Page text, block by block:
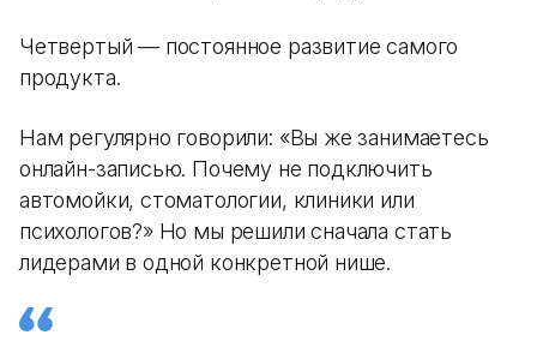
Четвертый — постоянное развитие самого
продукта.
Нам регулярно говорили: «Вы же занимаетесь
онлайн-записью. Почему не подключить
автомойки, стоматологии, клиники или
психологов?» Но мы решили сначала стать
лидерами в одной конкретной нише.